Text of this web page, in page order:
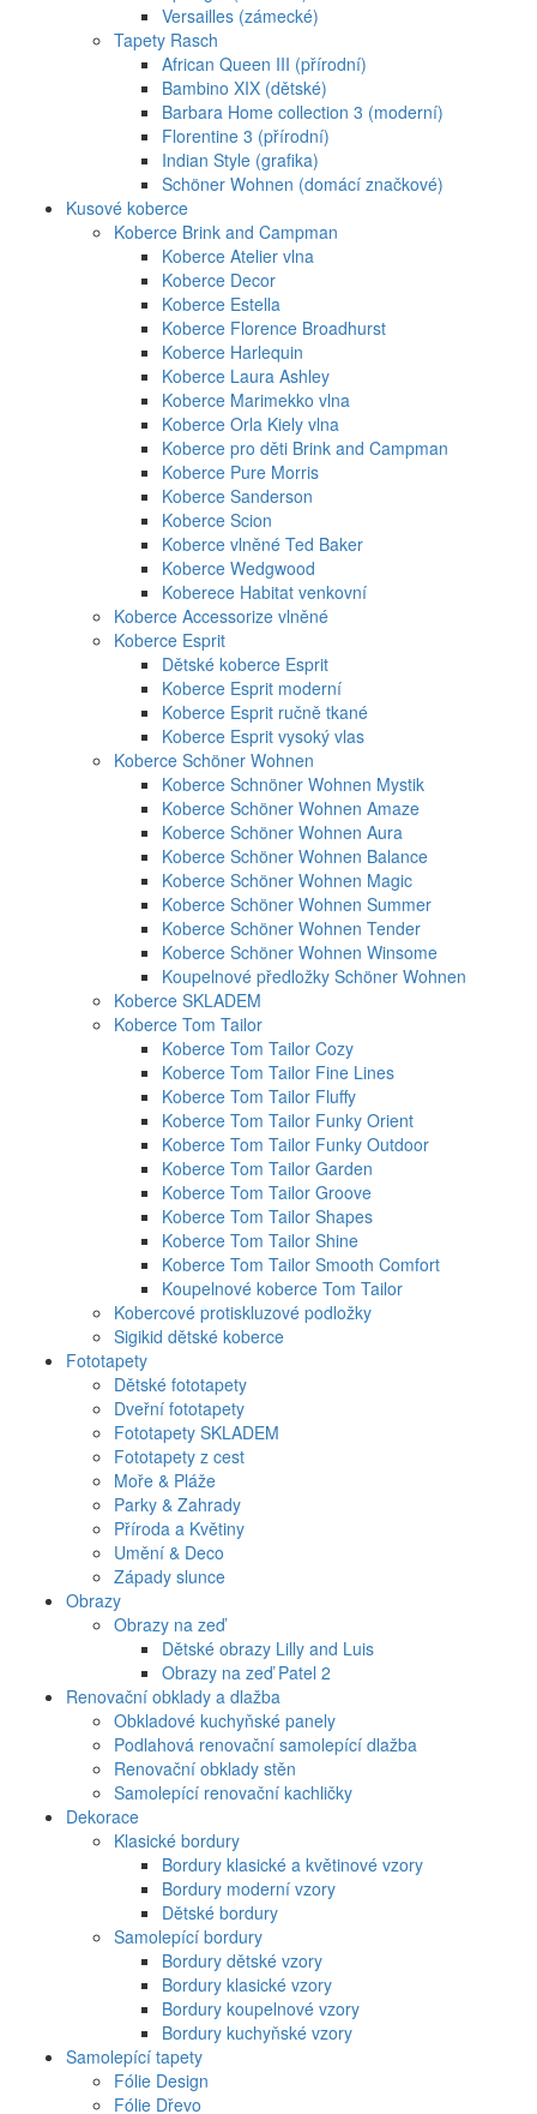
Versailles (zámecké)
Tapety Rasch
African Queen III (přírodní)
Bambino XIX (dětské)
Barbara Home collection 3 (moderní)
Florentine 3 (přírodní)
Indian Style (grafika)
Schöner Wohnen (domácí značkové)
Kusové koberce
Koberce Brink and Campman
Koberce Atelier vlna
Koberce Decor
Koberce Estella
Koberce Florence Broadhurst
Koberce Harlequin
Koberce Laura Ashley
Koberce Marimekko vlna
Koberce Orla Kiely vlna
Koberce pro děti Brink and Campman
Koberce Pure Morris
Koberce Sanderson
Koberce Scion
Koberce vlněné Ted Baker
Koberce Wedgwood
Koberece Habitat venkovní
Koberce Accessorize vlněné
Koberce Esprit
Dětské koberce Esprit
Koberce Esprit moderní
Koberce Esprit ručně tkané
Koberce Esprit vysoký vlas
Koberce Schöner Wohnen
Koberce Schnöner Wohnen Mystik
Koberce Schöner Wohnen Amaze
Koberce Schöner Wohnen Aura
Koberce Schöner Wohnen Balance
Koberce Schöner Wohnen Magic
Koberce Schöner Wohnen Summer
Koberce Schöner Wohnen Tender
Koberce Schöner Wohnen Winsome
Koupelnové předložky Schöner Wohnen
Koberce SKLADEM
Koberce Tom Tailor
Koberce Tom Tailor Cozy
Koberce Tom Tailor Fine Lines
Koberce Tom Tailor Fluffy
Koberce Tom Tailor Funky Orient
Koberce Tom Tailor Funky Outdoor
Koberce Tom Tailor Garden
Koberce Tom Tailor Groove
Koberce Tom Tailor Shapes
Koberce Tom Tailor Shine
Koberce Tom Tailor Smooth Comfort
Koupelnové koberce Tom Tailor
Kobercové protiskluzové podložky
Sigikid dětské koberce
Fototapety
Dětské fototapety
Dveřní fototapety
Fototapety SKLADEM
Fototapety z cest
Moře & Pláže
Parky & Zahrady
Příroda a Květiny
Umění & Deco
Západy slunce
Obrazy
Obrazy na zeď
Dětské obrazy Lilly and Luis
Obrazy na zeď Patel 2
Renovační obklady a dlažba
Obkladové kuchyňské panely
Podlahová renovační samolepící dlažba
Renovační obklady stěn
Samolepící renovační kachličky
Dekorace
Klasické bordury
Bordury klasické a květinové vzory
Bordury moderní vzory
Dětské bordury
Samolepící bordury
Bordury dětské vzory
Bordury klasické vzory
Bordury koupelnové vzory
Bordury kuchyňské vzory
Samolepící tapety
Fólie Design
Fólie Dřevo